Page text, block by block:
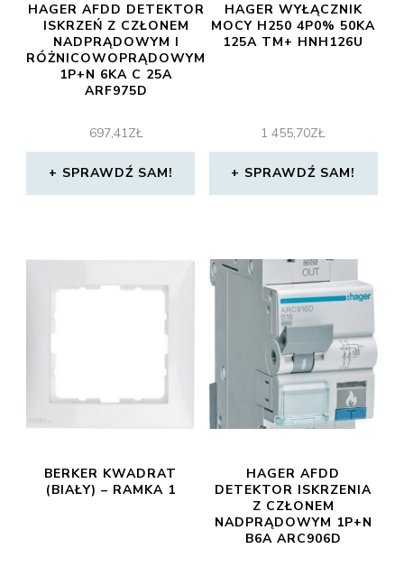
HAGER AFDD DETEKTOR
ISKRZEŃ Z CZŁONEM
NADPRĄDOWYM I
RÓŻNICOWOPRĄDOWYM
1P+N 6KA C 25A
ARF975D
697,41ZŁ
SPRAWDŹ SAM!
HAGER WYŁĄCZNIK
MOCY H250 4P0% 50KA
125A TM+ HNH126U
1 455,70ZŁ
SPRAWDŹ SAM!
BERKER KWADRAT
(BIAŁY) – RAMKA 1
HAGER AFDD
DETEKTOR ISKRZENIA
Z CZŁONEM
NADPRĄDOWYM 1P+N
B6A ARC906D